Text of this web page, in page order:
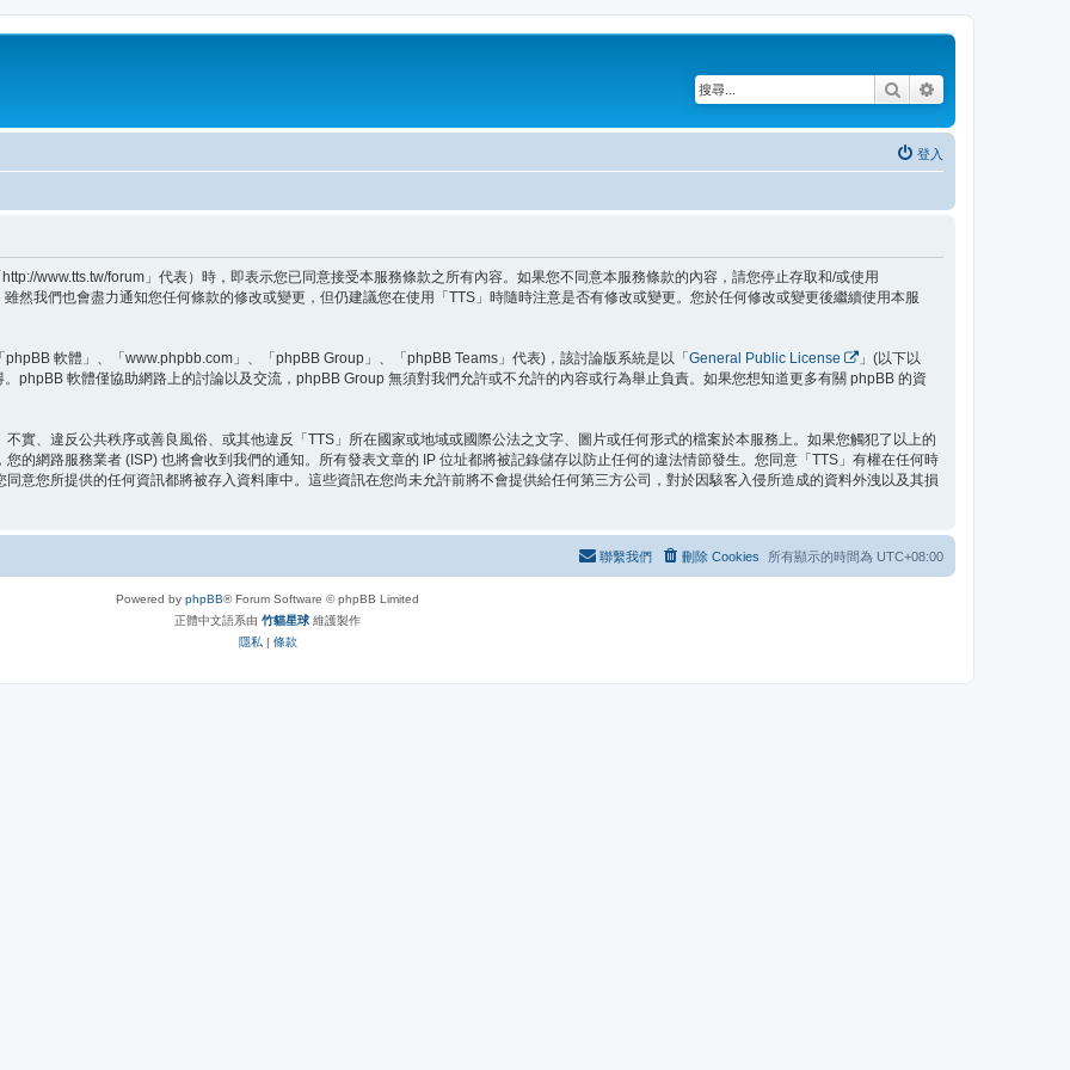
搜尋
登入
www.tts.tw/forum」代表）時，即表示您已同意接受本服務條款之所有內容。如果您不同意本服務條款的內容，請您停止存取和/或使用
然我們也會盡力通知您任何條款的修改或變更，但仍建議您在使用「TTS」時隨時注意是否有修改或變更。您於任何修改或變更後繼續使用本服
軟體」、「www.phpbb.com」、「phpBB Group」、「phpBB Teams」代表)，該討論版系統是以「General Public License
」(以下以
。phpBB 軟體僅協助網路上的討論以及交流，phpBB Group 無須對我們允許或不允許的內容或行為舉止負責。如果您想知道更多有關 phpBB 的資
實、違反公共秩序或善良風俗、或其他違反「TTS」所在國家或地域或國際公法之文字、圖片或任何形式的檔案於本服務上。如果您觸犯了以上的
的網路服務業者 (ISP) 也將會收到我們的通知。所有發表文章的 IP 位址都將被記錄儲存以防止任何的違法情節發生。您同意「TTS」有權在任何時
意您所提供的任何資訊都將被存入資料庫中。這些資訊在您尚未允許前將不會提供給任何第三方公司，對於因駭客入侵所造成的資料外洩以及其損
所有顯示的時間為 UTC+08:00
刪除 Cookies
聯繫我們
Powered by phpBB® Forum Software © phpBB Limited
正體中文語系由 竹貓星球 維護製作
隱私| 條款